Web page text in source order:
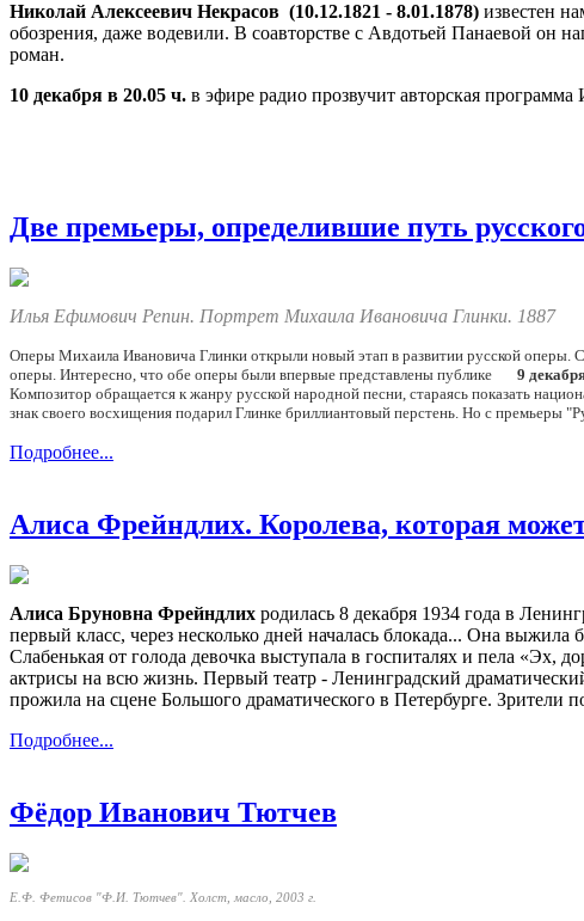
Николай Алексеевич Некрасов (10.12.1821 - 8.01.1878) известен
обозрения, даже водевили. В соавторстве с Авдотьей Панаевой он
роман.
10 декабря в 20.05 ч. в эфире радио прозвучит авторская
Две премьеры, определившие путь
Илья Ефимович Репин. Портрет Михаила Ивановича Глинки. 1887
Оперы Михаила Ивановича Глинки открыли новый этап в развитии русской
оперы. Интересно, что обе оперы были впервые представлены публике 9
Композитор обращается к жанру русской народной песни, стараясь показать
знак своего восхищения подарил Глинке бриллиантовый перстень. Но с премьеры
Подробнее...
Алиса Фрейндлих. Королева, которая
Алиса Бруновна Фрейндлих родилась 8 декабря 1934 года в
первый класс, через несколько дней началась блокада... Она выжила
Слабенькая от голода девочка выступала в госпиталях и пела
актрисы на всю жизнь. Первый театр - Ленинградский
прожила на сцене Большого драматического в Петербурге. Зрители
Подробнее...
Фёдор Иванович Тютчев
Е.Ф. Фетисов "Ф.И. Тютчев". Холст, масло, 2003 г.